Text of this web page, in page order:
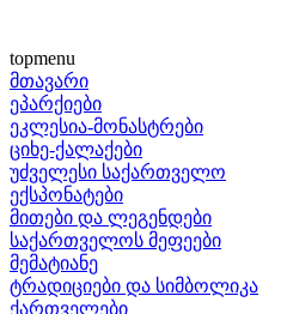
topmenu
მთავარი
ეპარქიები
ეკლესია-მონასტრები
ციხე-ქალაქები
უძველესი საქართველო
ექსპონატები
მითები და ლეგენდები
საქართველოს მეფეები
მემატიანე
ტრადიციები და სიმბოლიკა
ქართველები